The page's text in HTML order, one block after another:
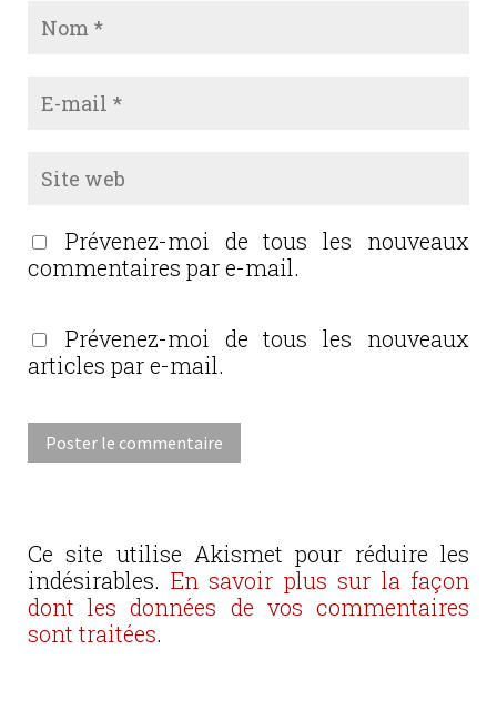
Prévenez-moi de tous les nouveaux
commentaires par e-mail.
Prévenez-moi de tous les nouveaux
articles par e-mail.
Ce site utilise Akismet pour réduire les
indésirables. En savoir plus sur la façon
dont les données de vos commentaires
sont traitées.